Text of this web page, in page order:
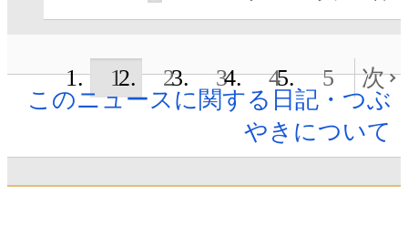
1 2 3 4 5
次
このニュースに関する日記・つぶ
やきについて